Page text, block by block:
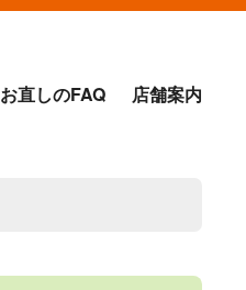
お直しのFAQ 店舗案内